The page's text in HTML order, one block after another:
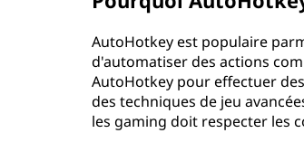
AutoHotkey est populaire
d'automatiser des actions
AutoHotkey pour effectuer
des techniques de jeu
les gaming doit respecter les